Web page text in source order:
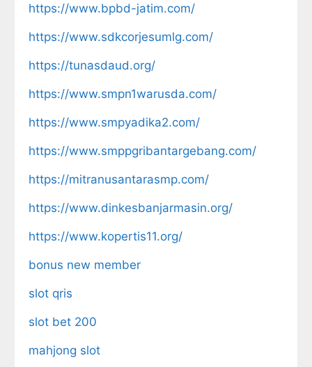
https://www.bpbd-jatim.com/
https://www.sdkcorjesumlg.com/
https://tunasdaud.org/
https://www.smpn1warusda.com/
https://www.smpyadika2.com/
https://www.smppgribantargebang.com/
https://mitranusantarasmp.com/
https://www.dinkesbanjarmasin.org/
https://www.kopertis11.org/
bonus new member
slot qris
slot bet 200
mahjong slot